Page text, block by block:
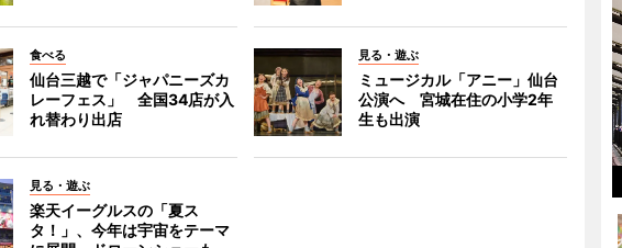
食べる
仙台三越で「ジャパニーズカ
レーフェス」 全国34店が入
れ替わり出店
見る・遊ぶ
ミュージカル「アニー」仙台
公演へ 宮城在住の小学2年
生も出演
見る・遊ぶ
楽天イーグルスの「夏ス
タ！」、今年は宇宙をテーマ